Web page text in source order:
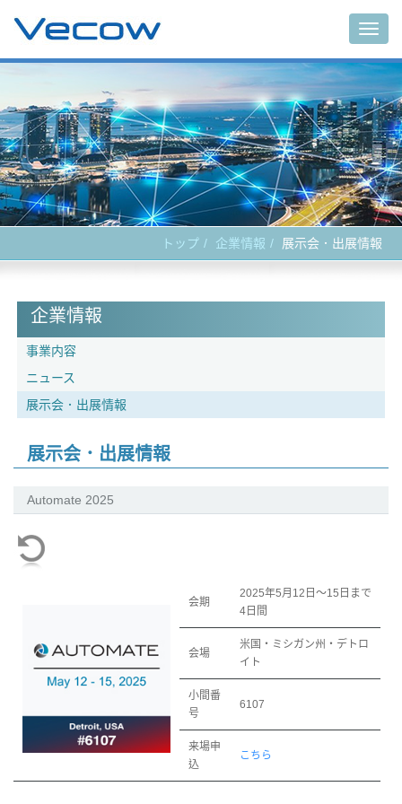
トップ 企業情報 展示会．出展情報
企業情報
事業内容
ニュース
展示会．出展情報
展示会．出展情報
Automate 2025
会期
2025年5月12日～15日まで
4日間
会場
米国・ミシガン州・デトロ
イト
小間番
号
6107
来場申
込
こちら